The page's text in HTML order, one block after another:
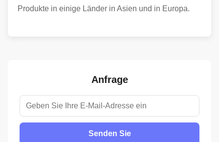
Produkte in einige Länder in Asien und in Europa.
Anfrage
Senden Sie